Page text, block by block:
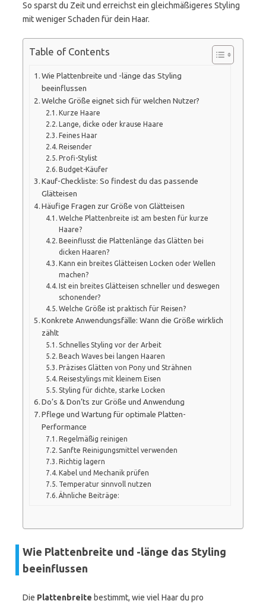
So sparst du Zeit und erreichst ein gleichmäßigeres Styling
mit weniger Schaden für dein Haar.
Table of Contents
Wie Plattenbreite und -länge das Styling
beeinflussen
Welche Größe eignet sich für welchen Nutzer?
Kurze Haare
Lange, dicke oder krause Haare
Feines Haar
Reisender
Profi-Stylist
Budget-Käufer
Kauf-Checkliste: So findest du das passende
Glätteisen
Häufige Fragen zur Größe von Glätteisen
Welche Plattenbreite ist am besten für kurze
Haare?
Beeinflusst die Plattenlänge das Glätten bei
dicken Haaren?
Kann ein breites Glätteisen Locken oder Wellen
machen?
Ist ein breites Glätteisen schneller und deswegen
schonender?
Welche Größe ist praktisch für Reisen?
Konkrete Anwendungsfälle: Wann die Größe wirklich
zählt
Schnelles Styling vor der Arbeit
Beach Waves bei langen Haaren
Präzises Glätten von Pony und Strähnen
Reisestylings mit kleinem Eisen
Styling für dichte, starke Locken
Do’s & Don’ts zur Größe und Anwendung
Pflege und Wartung für optimale Platten-
Performance
Regelmäßig reinigen
Sanfte Reinigungsmittel verwenden
Richtig lagern
Kabel und Mechanik prüfen
Temperatur sinnvoll nutzen
Ähnliche Beiträge:
Wie Plattenbreite und -länge das Styling
beeinflussen
Die Plattenbreite bestimmt, wie viel Haar du pro